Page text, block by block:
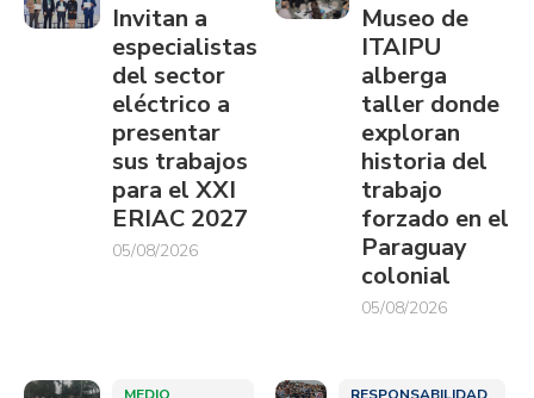
Invitan a
especialistas
del sector
eléctrico a
presentar
sus trabajos
para el XXI
ERIAC 2027
05/08/2026
Museo de
ITAIPU
alberga
taller donde
exploran
historia del
trabajo
forzado en el
Paraguay
colonial
05/08/2026
MEDIO RESPONSABILIDAD